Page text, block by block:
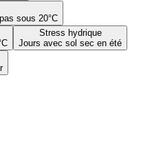
sous 20°C
Stress hydrique
Jours avec sol sec en été